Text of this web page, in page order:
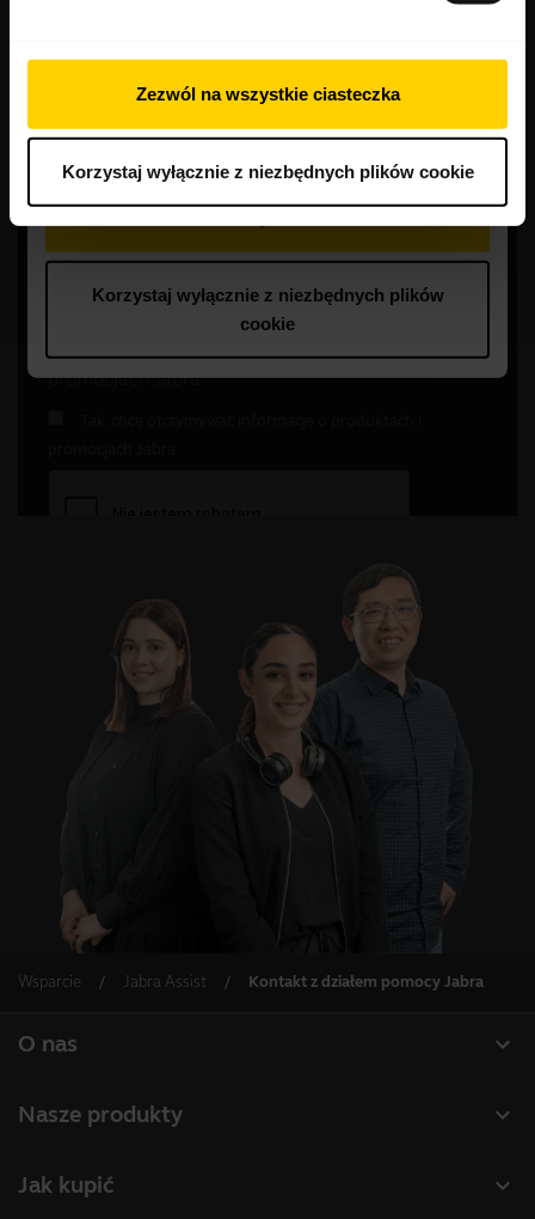
Zezwól na wszystkie ciasteczka
Korzystaj wyłącznie z niezbędnych plików cookie
Wsparcie Jabra Assist Kontakt z działem pomocy Jabra
expand_more
O nas
Wiadomości i komunikaty prasowe
expand_more
Nasze produkty
expand_more
Jak kupić